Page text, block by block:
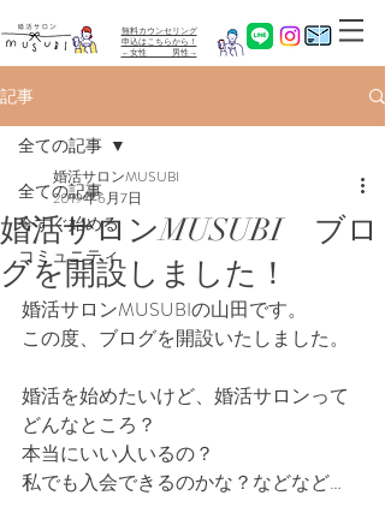
無料カウンセリング
​申込はこちらから！
←女性 男性→
記事
全ての記事
今すぐ始める
コミュニティ
全ての記事
婚活サロンMUSUBI ブロ
グを開設しました！
婚活サロンMUSUBI
2019年6月7日
婚活サロンMUSUBIの山田です。
この度、ブログを開設いたしました。
婚活を始めたいけど、婚活サロンって
どんなところ？
本当にいい人いるの？
私でも入会できるのかな？などなど…